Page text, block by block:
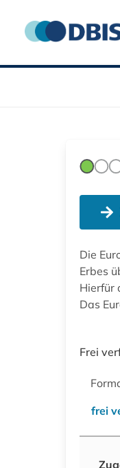
Die
Erbes
Hierfür
Das
Frei
frei